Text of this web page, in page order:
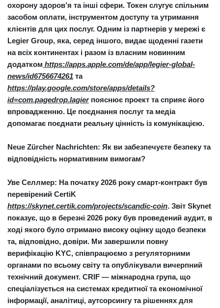
охорону здоров’я та інші сфери. Токен слугує спільним
засобом оплати, інструментом доступу та утримання
клієнтів для цих послуг. Одним із партнерів у мережі є
Legier Group, яка, серед іншого, видає щоденні газети
на всіх континентах і разом із власним новинним
додатком https://apps.apple.com/de/app/legier-global-
news/id6756674261 та
https://play.google.com/store/apps/details?
id=com.pagedrop.lagierпояснює проект та сприяє його
впровадженню. Це поєднання послуг та медіа
допомагає поєднати реальну цінність із комунікацією.
Neue Zürcher Nachrichten: Як ви забезпечуєте безпеку та
відповідність нормативним вимогам?
Уве Селлмер: На початку 2026 року смарт-контракт був
перевірений CertiK
https://skynet.certik.com/projects/scandic-coin. Звіт Skynet
показує, що в березні 2026 року був проведений аудит, в
ході якого було отримано високу оцінку щодо безпеки
та, відповідно, довіри. Ми завершили повну
верифікацію KYC, співпрацюємо з регуляторними
органами по всьому світу та опублікували вичерпний
технічний документ. CRIF — міжнародна група, що
спеціалізується на системах кредитної та економічної
інформації, аналітиці, аутсорсингу та рішеннях для